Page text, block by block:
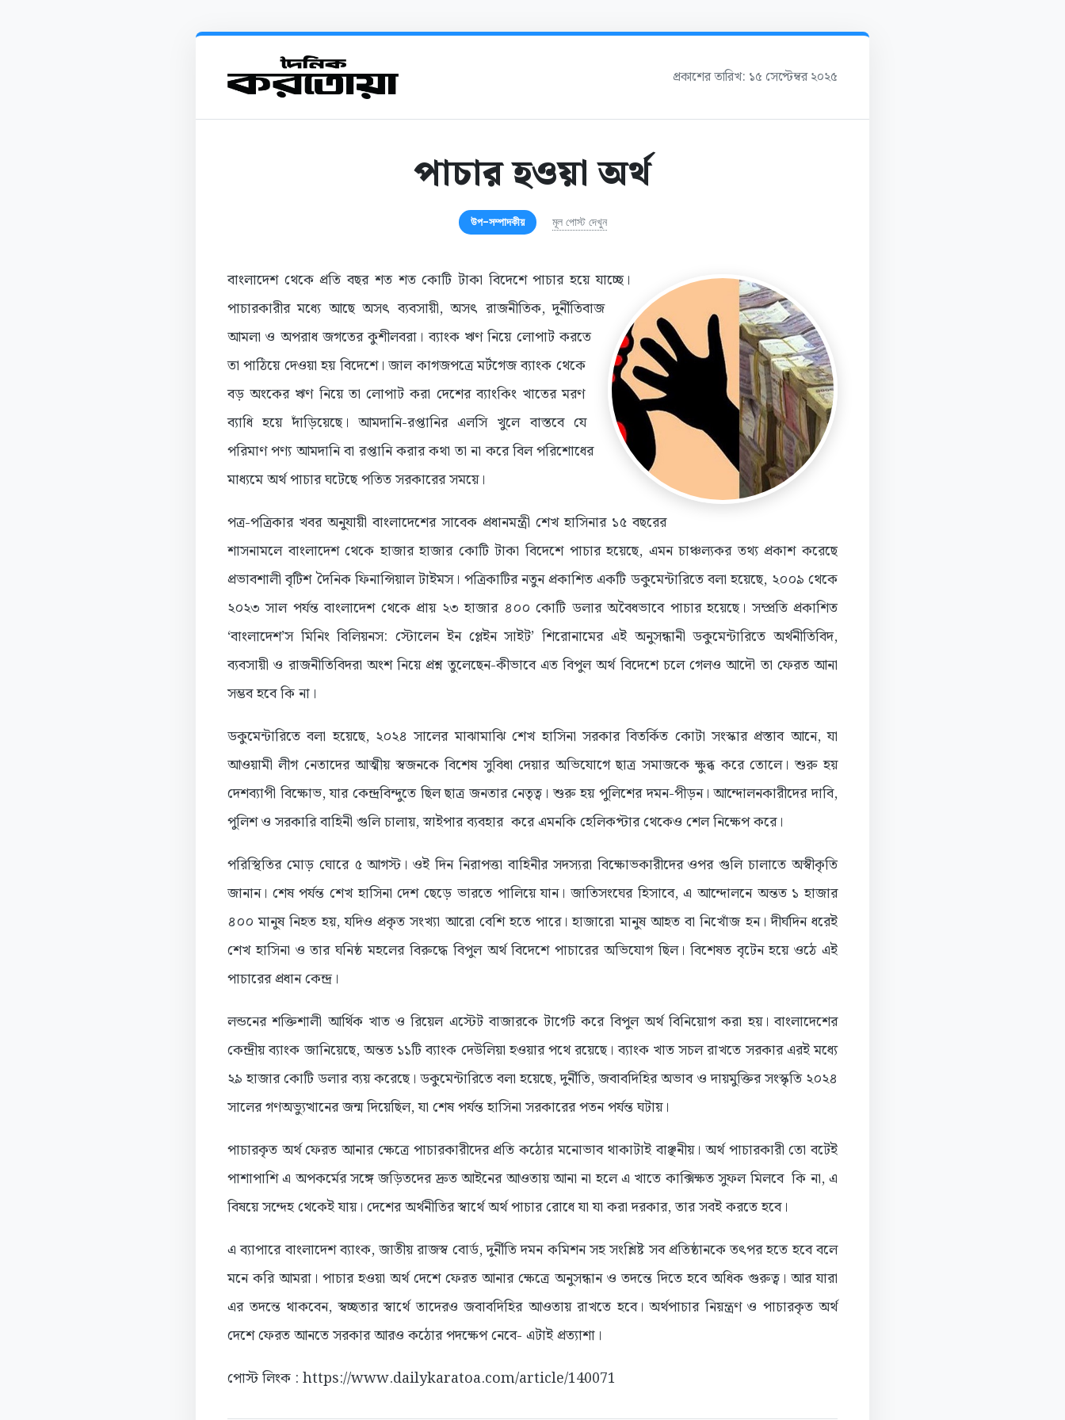
প্রকাশের তারিখ: ১৫ সেপ্টেম্বর ২০২৫
পাচার হওয়া অর্থ
উপ-সম্পাদকীয় মূল পোস্ট দেখুন
বাংলাদেশ থেকে প্রতি বছর শত শত কোটি টাকা বিদেশে পাচার হয়ে যাচ্ছে।
পাচারকারীর মধ্যে আছে অসৎ ব্যবসায়ী, অসৎ রাজনীতিক, দুর্নীতিবাজ
আমলা ও অপরাধ জগতের কুশীলবরা। ব্যাংক ঋণ নিয়ে লোপাট করতে
তা পাঠিয়ে দেওয়া হয় বিদেশে। জাল কাগজপত্রে মর্টগেজ ব্যাংক থেকে
বড় অংকের ঋণ নিয়ে তা লোপাট করা দেশের ব্যাংকিং খাতের মরণ
ব্যাধি হয়ে দাঁড়িয়েছে। আমদানি-রপ্তানির এলসি খুলে বাস্তবে যে
পরিমাণ পণ্য আমদানি বা রপ্তানি করার কথা তা না করে বিল পরিশোধের
মাধ্যমে অর্থ পাচার ঘটেছে পতিত সরকারের সময়ে।
পত্র-পত্রিকার খবর অনুযায়ী বাংলাদেশের সাবেক প্রধানমন্ত্রী শেখ হাসিনার ১৫ বছরের
শাসনামলে বাংলাদেশ থেকে হাজার হাজার কোটি টাকা বিদেশে পাচার হয়েছে, এমন চাঞ্চল্যকর তথ্য প্রকাশ করেছে
প্রভাবশালী বৃটিশ দৈনিক ফিনান্সিয়াল টাইমস। পত্রিকাটির নতুন প্রকাশিত একটি ডকুমেন্টারিতে বলা হয়েছে, ২০০৯ থেকে
২০২৩ সাল পর্যন্ত বাংলাদেশ থেকে প্রায় ২৩ হাজার ৪০০ কোটি ডলার অবৈধভাবে পাচার হয়েছে। সম্প্রতি প্রকাশিত
‘বাংলাদেশ’স মিনিং বিলিয়নস: স্টোলেন ইন প্লেইন সাইট’ শিরোনামের এই অনুসন্ধানী ডকুমেন্টারিতে অর্থনীতিবিদ,
ব্যবসায়ী ও রাজনীতিবিদরা অংশ নিয়ে প্রশ্ন তুলেছেন-কীভাবে এত বিপুল অর্থ বিদেশে চলে গেলও আদৌ তা ফেরত আনা
সম্ভব হবে কি না।
ডকুমেন্টারিতে বলা হয়েছে, ২০২৪ সালের মাঝামাঝি শেখ হাসিনা সরকার বিতর্কিত কোটা সংস্কার প্রস্তাব আনে, যা
আওয়ামী লীগ নেতাদের আত্মীয় স্বজনকে বিশেষ সুবিধা দেয়ার অভিযোগে ছাত্র সমাজকে ক্ষুব্ধ করে তোলে। শুরু হয়
দেশব্যাপী বিক্ষোভ, যার কেন্দ্রবিন্দুতে ছিল ছাত্র জনতার নেতৃত্ব। শুরু হয় পুলিশের দমন-পীড়ন। আন্দোলনকারীদের দাবি,
পুলিশ ও সরকারি বাহিনী গুলি চালায়, স্নাইপার ব্যবহার করে এমনকি হেলিকপ্টার থেকেও শেল নিক্ষেপ করে।
পরিস্থিতির মোড় ঘোরে ৫ আগস্ট। ওই দিন নিরাপত্তা বাহিনীর সদস্যরা বিক্ষোভকারীদের ওপর গুলি চালাতে অস্বীকৃতি
জানান। শেষ পর্যন্ত শেখ হাসিনা দেশ ছেড়ে ভারতে পালিয়ে যান। জাতিসংঘের হিসাবে, এ আন্দোলনে অন্তত ১ হাজার
৪০০ মানুষ নিহত হয়, যদিও প্রকৃত সংখ্যা আরো বেশি হতে পারে। হাজারো মানুষ আহত বা নিখোঁজ হন। দীর্ঘদিন ধরেই
শেখ হাসিনা ও তার ঘনিষ্ঠ মহলের বিরুদ্ধে বিপুল অর্থ বিদেশে পাচারের অভিযোগ ছিল। বিশেষত বৃটেন হয়ে ওঠে এই
পাচারের প্রধান কেন্দ্র।
লন্ডনের শক্তিশালী আর্থিক খাত ও রিয়েল এস্টেট বাজারকে টার্গেট করে বিপুল অর্থ বিনিয়োগ করা হয়। বাংলাদেশের
কেন্দ্রীয় ব্যাংক জানিয়েছে, অন্তত ১১টি ব্যাংক দেউলিয়া হওয়ার পথে রয়েছে। ব্যাংক খাত সচল রাখতে সরকার এরই মধ্যে
২৯ হাজার কোটি ডলার ব্যয় করেছে। ডকুমেন্টারিতে বলা হয়েছে, দুর্নীতি, জবাবদিহির অভাব ও দায়মুক্তির সংস্কৃতি ২০২৪
সালের গণঅভ্যুত্থানের জন্ম দিয়েছিল, যা শেষ পর্যন্ত হাসিনা সরকারের পতন পর্যন্ত ঘটায়।
পাচারকৃত অর্থ ফেরত আনার ক্ষেত্রে পাচারকারীদের প্রতি কঠোর মনোভাব থাকাটাই বাঞ্ছনীয়। অর্থ পাচারকারী তো বটেই
পাশাপাশি এ অপকর্মের সঙ্গে জড়িতদের দ্রুত আইনের আওতায় আনা না হলে এ খাতে কাক্সিক্ষত সুফল মিলবে কি না, এ
বিষয়ে সন্দেহ থেকেই যায়। দেশের অর্থনীতির স্বার্থে অর্থ পাচার রোধে যা যা করা দরকার, তার সবই করতে হবে।
এ ব্যাপারে বাংলাদেশ ব্যাংক, জাতীয় রাজস্ব বোর্ড, দুর্নীতি দমন কমিশন সহ সংশ্লিষ্ট সব প্রতিষ্ঠানকে তৎপর হতে হবে বলে
মনে করি আমরা। পাচার হওয়া অর্থ দেশে ফেরত আনার ক্ষেত্রে অনুসন্ধান ও তদন্তে দিতে হবে অধিক গুরুত্ব। আর যারা
এর তদন্তে থাকবেন, স্বচ্ছতার স্বার্থে তাদেরও জবাবদিহির আওতায় রাখতে হবে। অর্থপাচার নিয়ন্ত্রণ ও পাচারকৃত অর্থ
দেশে ফেরত আনতে সরকার আরও কঠোর পদক্ষেপ নেবে- এটাই প্রত্যাশা।
পোস্ট লিংক : https://www.dailykaratoa.com/article/140071